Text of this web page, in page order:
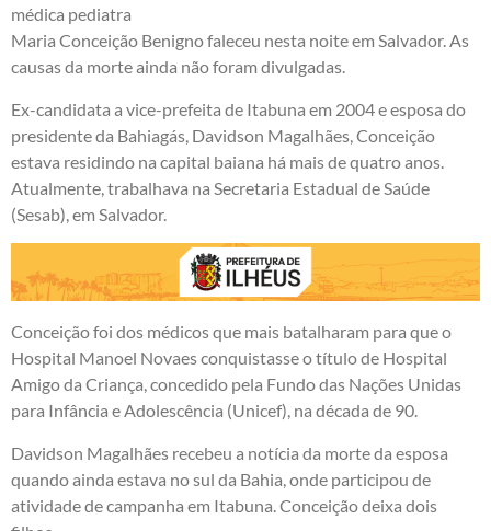
médica pediatra
Maria Conceição Benigno faleceu nesta noite em Salvador. As
causas da morte ainda não foram divulgadas.
Ex-candidata a vice-prefeita de Itabuna em 2004 e esposa do
presidente da Bahiagás, Davidson Magalhães, Conceição
estava residindo na capital baiana há mais de quatro anos.
Atualmente, trabalhava na Secretaria Estadual de Saúde
(Sesab), em Salvador.
Conceição foi dos médicos que mais batalharam para que o
Hospital Manoel Novaes conquistasse o título de Hospital
Amigo da Criança, concedido pela Fundo das Nações Unidas
para Infância e Adolescência (Unicef), na década de 90.
Davidson Magalhães recebeu a notícia da morte da esposa
quando ainda estava no sul da Bahia, onde participou de
atividade de campanha em Itabuna. Conceição deixa dois